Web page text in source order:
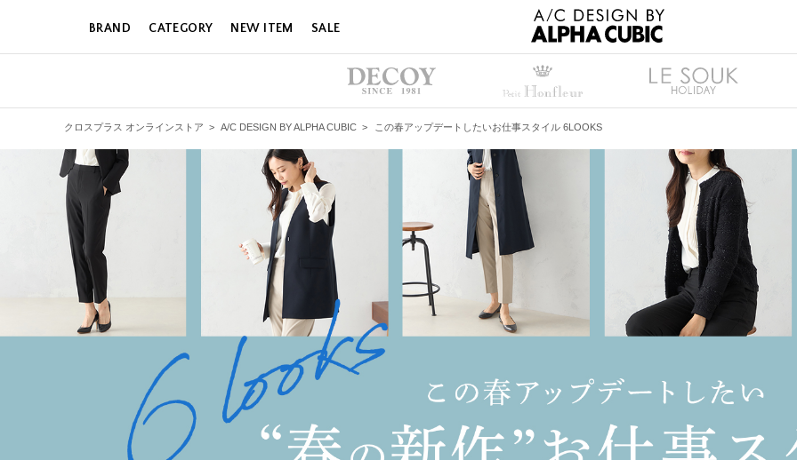
BRAND CATEGORY NEW ITEM SALE
クロスプラス オンラインストア > A/C DESIGN BY ALPHA CUBIC > この春アップデートしたいお仕事スタイル 6LOOKS